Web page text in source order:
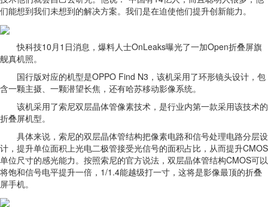
们能想到我们未想到的解决方案。我们是在迫使他们提升创新能力。
快科技10月1日消息，爆料人士OnLeaks曝光了一加Open折叠屏旗
舰真机照。
国行版对应的机型是OPPO Find N3，该机采用了环形镜头设计，包
含一颗主摄、一颗潜望长焦，还有哈苏移动影像系统。
该机采用了索尼双层晶体管像素技术，是行业内第一款采用该技术的
折叠屏机型。
具体来说，索尼的双层晶体管结构把像素电路和信号处理电路分层设
计，提升单位面积上光电二极管接受光信号的面积占比，从而提升CMOS
单位尺寸的感光能力。按照索尼的官方说法，双层晶体管结构CMOS可以
将饱和信号电平提升一倍，1/1.4能越级打一寸，这将是影像最顶的折叠
屏手机。